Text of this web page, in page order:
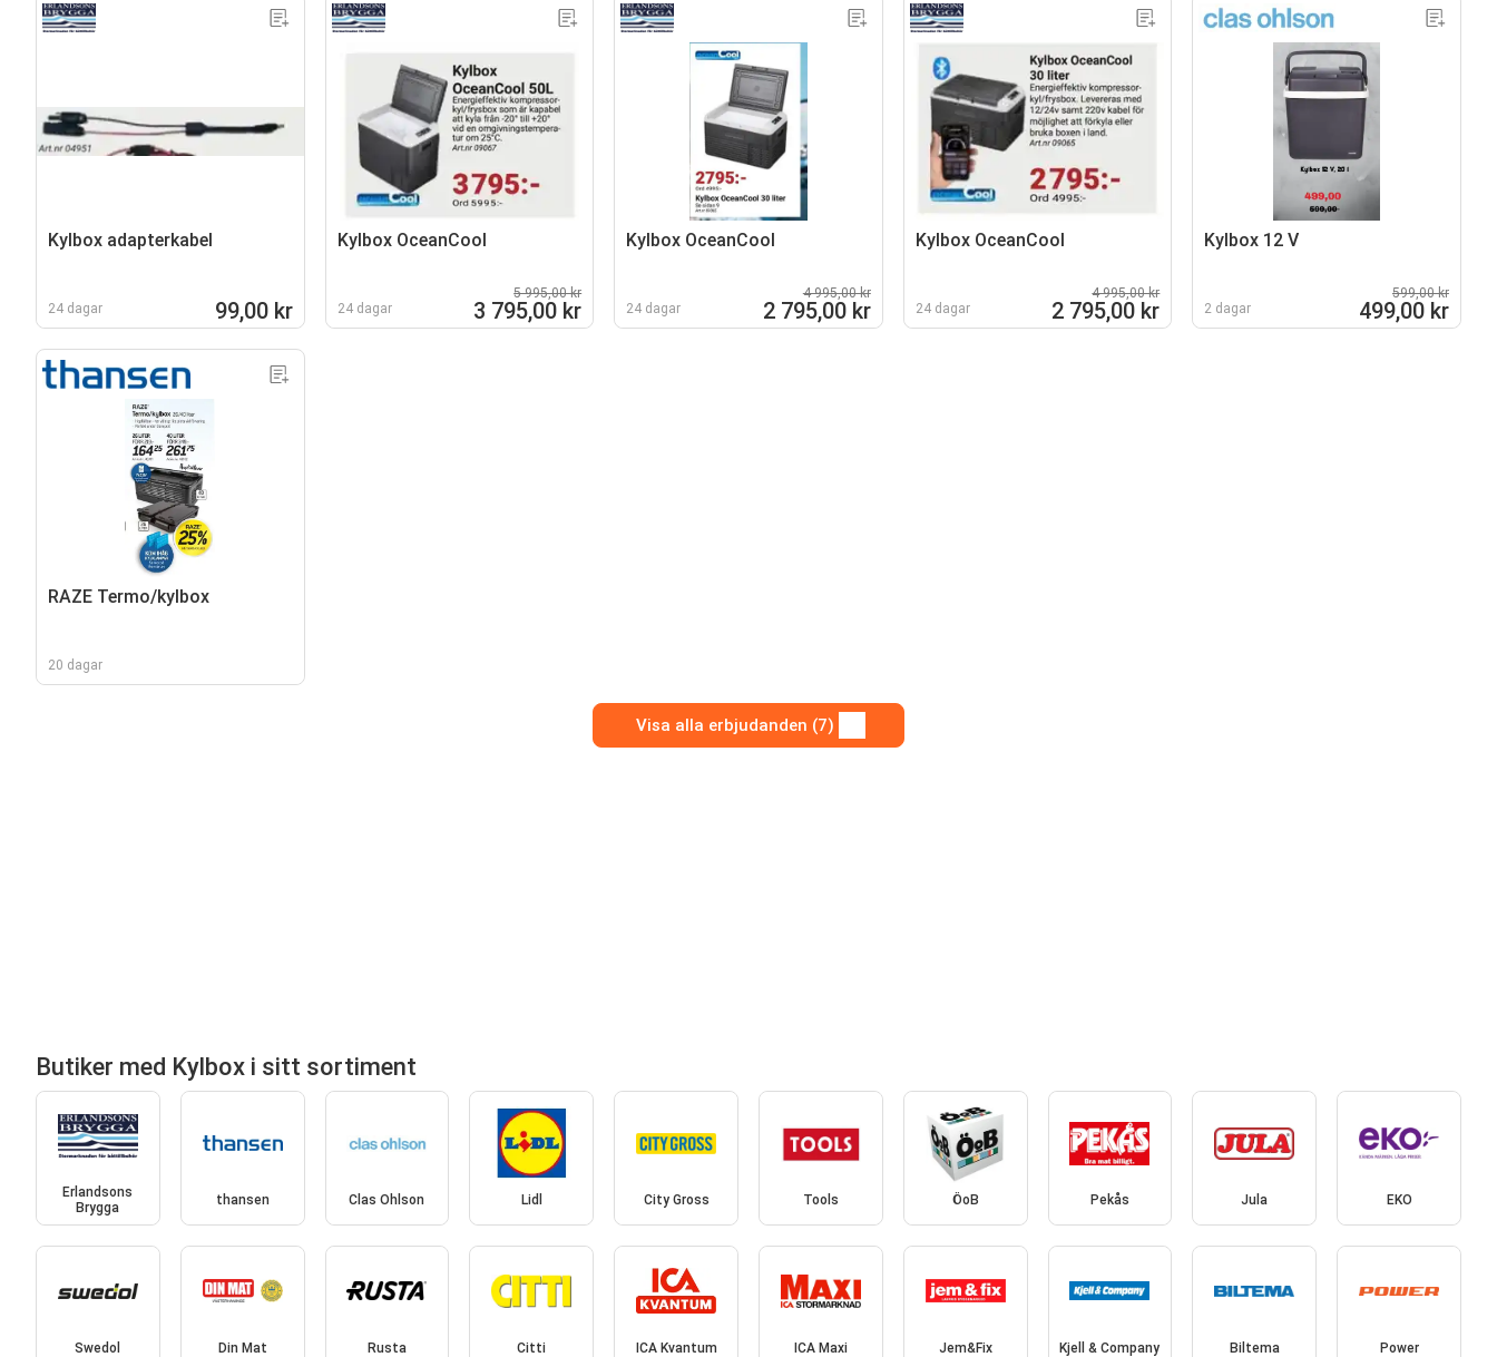
Kylbox adapterkabel
24 dagar 99,00 kr
Kylbox OceanCool
24 dagar
5 995,00 kr
3 795,00 kr
Kylbox OceanCool
24 dagar
4 995,00 kr
2 795,00 kr
Kylbox OceanCool
24 dagar
4 995,00 kr
2 795,00 kr
Kylbox 12 V
2 dagar
599,00 kr
499,00 kr
RAZE Termo/kylbox
20 dagar
Visa alla erbjudanden (7)
Butiker med Kylbox i sitt sortiment
Erlandsons
Brygga
thansen Clas Ohlson Lidl City Gross Tools ÖoB Pekås Jula EKO
Swedol Din Mat Rusta Citti ICA Kvantum ICA Maxi Jem&Fix Kjell & Company Biltema Power